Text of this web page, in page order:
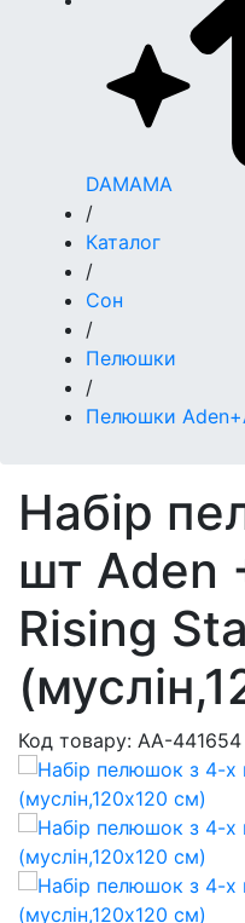
DAMAMA
/
Каталог
/
Сон
/
Пелюшки
/
Пелюшки
Набір
шт Aden
Rising
Код товару: AA-441654